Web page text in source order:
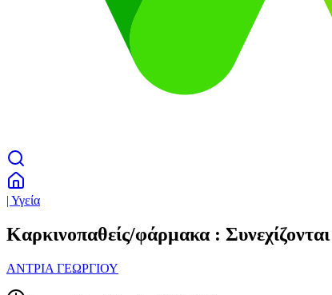
| Υγεία
Καρκινοπαθείς/φάρμακα :
ΑΝΤΡΙΑ ΓΕΩΡΓΙΟΥ